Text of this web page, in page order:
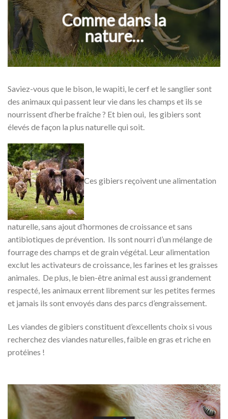
Comme dans la
nature…
Saviez-vous que le bison le wapiti , le cerf et le sangliersont
des animaux qui passent leur viedans les champs et ils se
nourrissent d‘herbe fraîche ? Et bien oui, les gibiers sont
élevés de façon la plus naturelle qui soit.
Ces gibiers reçoivent une alimentation
naturelle, sans ajout d’hormones de croissance et sans
antibiotiques de prévention. Ils sont nourri d’un mélange de
fourrage des champs et de grain végétal. Leur alimentation
exclut les activateurs de croissance, les farines et les graisses
animales. De plus, le bien-être animal est aussi grandement
respecté, les animaux errent librement sur les petites fermes
et jamais ils sont envoyés dans des parcs d’engraissement.
Les viandes de gibiers constituent d’excellents choix si vous
recherchez des viandes naturelles, faible en gras et riche en
protéines !